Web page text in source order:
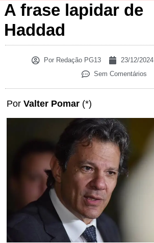
A frase lapidar de
Haddad
PorRedação PG13 23/12/2024
Sem Comentários
Por Valter Pomar (*)